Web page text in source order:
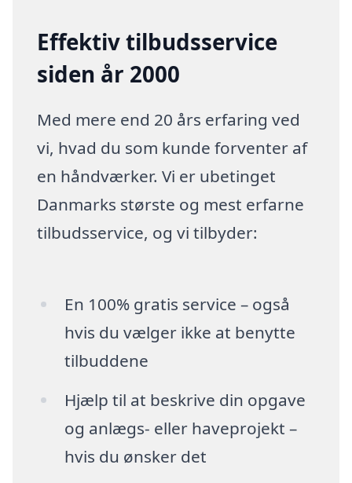
Effektiv tilbudsservice
siden år 2000
Med mere end 20 års erfaring ved
vi, hvad du som kunde forventer af
en håndværker. Vi er ubetinget
Danmarks største og mest erfarne
tilbudsservice, og vi tilbyder:
En 100% gratis service – også
hvis du vælger ikke at benytte
tilbuddene
Hjælp til at beskrive din opgave
og anlægs- eller haveprojekt –
hvis du ønsker det